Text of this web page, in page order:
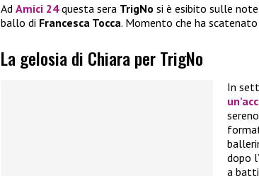
Ad Amici 24questa sera TrigNo si è esibito sulle
ballo di Francesca Tocca. Momento che ha
La gelosia di Chiara per TrigNo
In
dopo
a